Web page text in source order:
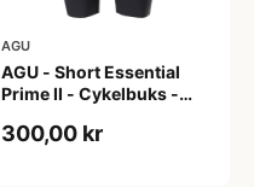
AGU
AGU - Short Essential
Prime II - Cykelbuks -
300,00 kr